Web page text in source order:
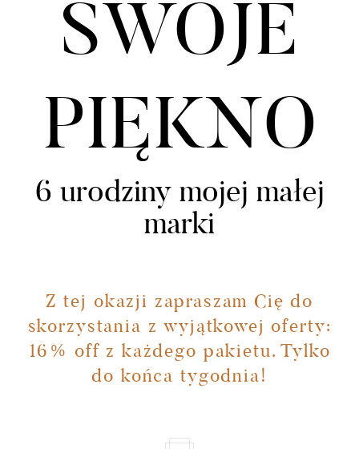
SWOJE
PIĘKNO
6 urodziny mojej małej
marki
Z tej okazji zapraszam Cię do
skorzystania z wyjątkowej oferty:
16% off z każdego pakietu. Tylko
do końca tygodnia!
O MNIE
UMÓW SIĘ ZE MNĄ →